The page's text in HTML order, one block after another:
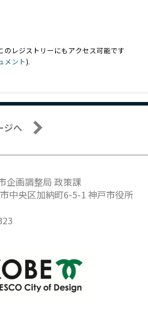
のレジストリーにもアクセス可能です
メント).
ジへ
企画調整局 政策課
中央区加納町6-5-1 神戸市役所